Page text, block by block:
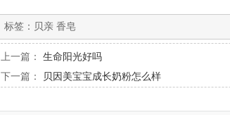
标签： 贝亲 香皂
上一篇： 生命阳光好吗
下一篇：
贝因美宝宝成长奶粉怎么样